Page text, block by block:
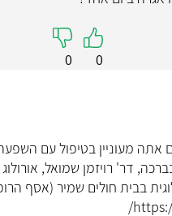
0
0
שלו עד 72 שעות. #בברכה, דר' רויזמן
בבית חולים שמיר (אסף